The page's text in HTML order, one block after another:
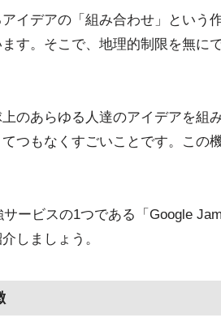
イデアの「組み合わせ」という
す。そこで、地理的制限を無に
のあらゆる人達のアイデアを
つもなくすごいことです。この
ービスの1つである「Google
しましょう。